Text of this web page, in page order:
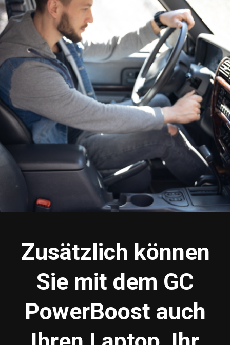
Zusätzlich können
Sie mit dem GC
PowerBoost auch